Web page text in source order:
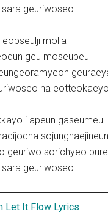
sara geuriwoseo
eopseulji molla
geu moseubeul
na eotteokaeyo
i apeun gaseumeul
geuriwo sorichyeo
sara geuriwoseo
Let It Flow Lyrics